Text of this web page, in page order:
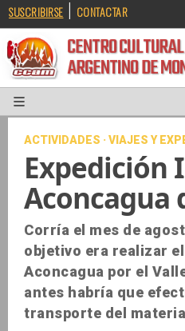
SUSCRIBIRSE | CONTACTAR
CENTRO
ARGENTINO DE
ACTIVIDADES · VIAJES Y
Expedición
Aconcagua
Corría el mes de
objetivo era realizar
Aconcagua por el
antes habría que
transporte del material